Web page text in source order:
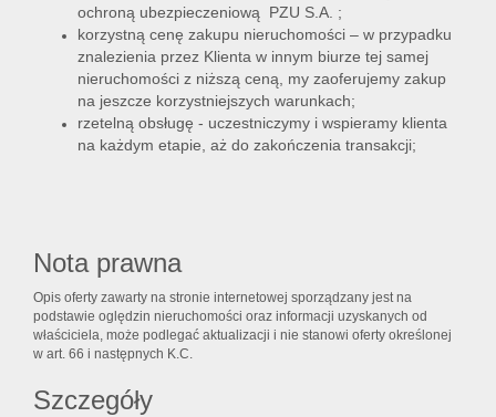
ochroną ubezpieczeniową PZU S.A. ;
korzystną cenę zakupu nieruchomości – w przypadku
znalezienia przez Klienta w innym biurze tej samej
nieruchomości z niższą ceną, my zaoferujemy zakup
na jeszcze korzystniejszych warunkach;
rzetelną obsługę - uczestniczymy i wspieramy klienta
na każdym etapie, aż do zakończenia transakcji;
Nota prawna
Opis oferty zawarty na stronie internetowej sporządzany jest na
podstawie oględzin nieruchomości oraz informacji uzyskanych od
właściciela, może podlegać aktualizacji i nie stanowi oferty określonej
w art. 66 i następnych K.C.
Szczegóły